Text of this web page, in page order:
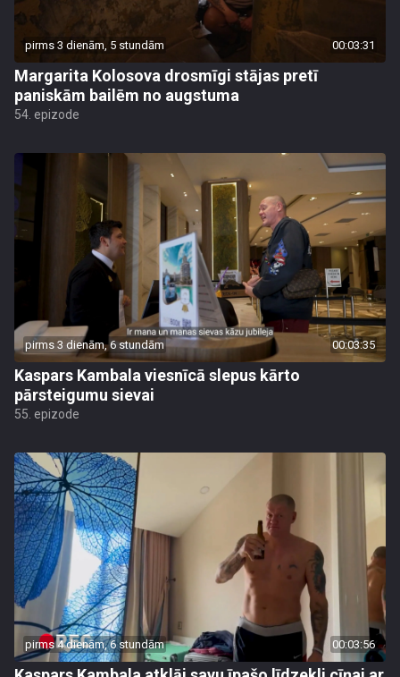
pirms 3 dienām, 5 stundām 00:03:31
Margarita Kolosova drosmīgi stājas pretī
paniskām bailēm no augstuma
54. epizode
pirms 3 dienām, 6 stundām 00:03:35
Kaspars Kambala viesnīcā slepus kārto
pārsteigumu sievai
55. epizode
pirms 4 dienām, 6 stundām 00:03:56